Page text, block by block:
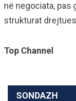
në negociata, pas
strukturat
Top Channel
SONDAZH